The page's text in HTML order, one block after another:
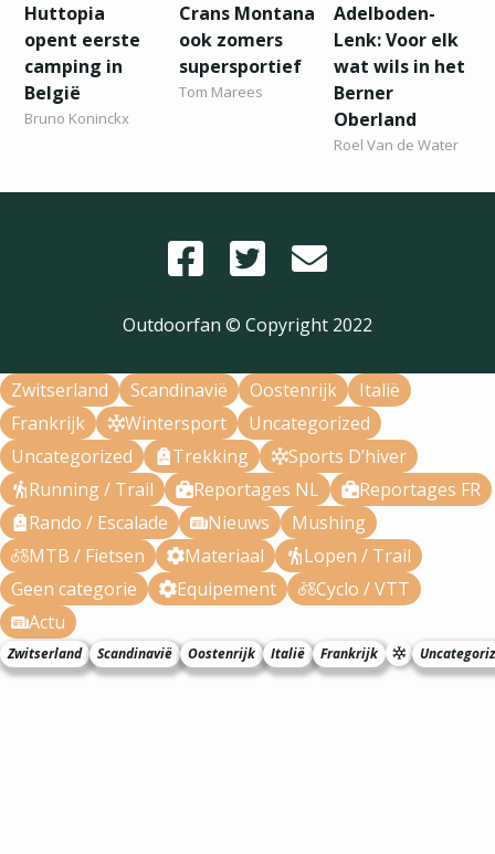
Huttopia
opent eerste
camping in
België
Bruno Koninckx
Crans Montana
ook zomers
supersportief
Tom Marees
Adelboden-
Lenk: Voor elk
wat wils in het
Berner
Oberland
Roel Van de Water
Outdoorfan © Copyright 2022
Zwitserland Scandinavië Oostenrijk
Italië
Frankrijk
Wintersport
Uncategorized
Uncategorized
Trekking
Sports D’hiver
Running / Trail
Reportages NL
Reportages FR
Rando / Escalade
Nieuws
Mushing
MTB / Fietsen
Materiaal
Lopen / Trail
Geen categorie
Equipement
Cyclo / VTT
Actu
Zwitserland Scandinavië Oostenrijk Italië Frankrijk